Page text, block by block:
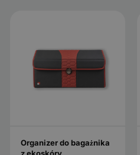
Organizer do bagażnika
z ekoskóry